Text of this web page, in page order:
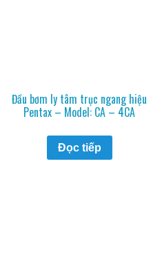
Đầu bơm ly tâm trục ngang hiệu
Pentax – Model: CA – 4CA
Đọc tiếp